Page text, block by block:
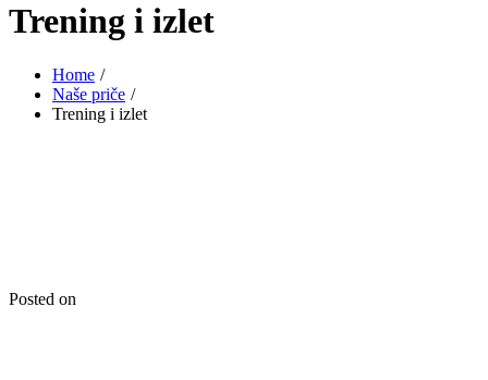
Trening i izlet
Home
Naše priče
Trening i izlet
Posted on